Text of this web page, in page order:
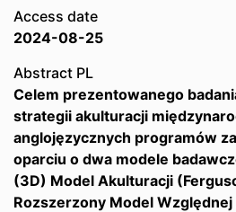
Access date
2024-08-25
Abstract PL
Celem prezentowanego
strategii akulturacji
anglojęzycznych programów
oparciu o dwa modele
(3D) Model Akulturacji
Rozszerzony Model